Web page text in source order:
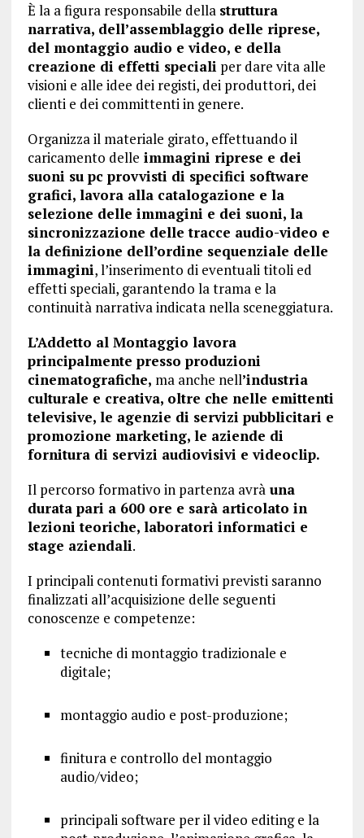
È la a figura responsabile della struttura
narrativa, dell’assemblaggio delle riprese,
del montaggio audio e video, e della
creazione di effetti speciali per dare vita alle
visioni e alle idee dei registi, dei produttori, dei
clienti e dei committenti in genere.
Organizza il materiale girato, effettuando il
caricamento delle immagini riprese e dei
suoni su pc provvisti di specifici software
grafici, lavora alla catalogazione e la
selezione delle immagini e dei suoni, la
sincronizzazione delle tracce audio-video e
la definizione dell’ordine sequenziale delle
immagini, l’inserimento di eventuali titoli ed
effetti speciali, garantendo la trama e la
continuità narrativa indicata nella sceneggiatura.
L’Addetto al Montaggio lavora
principalmente presso produzioni
cinematografiche, ma anche nell’industria
culturale e creativa, oltre che nelle emittenti
televisive, le agenzie di servizi pubblicitari e
promozione marketing, le aziende di
fornitura di servizi audiovisivi e videoclip.
Il percorso formativo in partenza avràuna
durata pari a 600 ore e sarà articolato in
lezioni teoriche, laboratori informatici e
stage aziendali.
I principali contenuti formativi previsti saranno
finalizzati all’acquisizione delle seguenti
conoscenze e competenze:
tecniche di montaggio tradizionale e
digitale;
montaggio audio e post-produzione;
finitura e controllo del montaggio
audio/video;
principali software per il video editing e la